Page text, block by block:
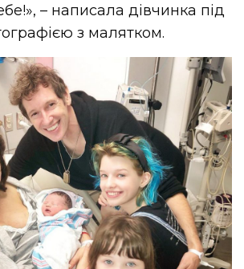
– написала дівчинка під
з малятком.